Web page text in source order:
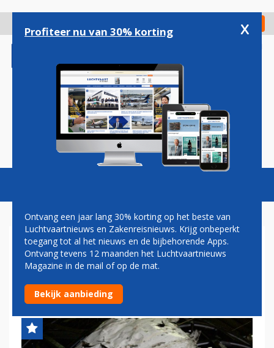
gaan
Check in
Magazine Podcasts Vacatures
KABINET STELT OEKRAÏNE
VOORLOPIG NIET
AANSPRAKELIJK VOOR MH17
Profiteer nu van 30% korting x
Ontvang een jaar lang 30% korting op het beste van
Luchtvaartnieuws en Zakenreisnieuws. Krijg onbeperkt
toegang tot al het nieuws en de bijbehorende Apps.
Ontvang tevens 12 maanden het Luchtvaartnieuws
Magazine in de mail of op de mat.
Bekijk aanbieding